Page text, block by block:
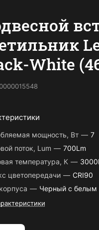
White
мощность, Вт — 7
поток, Lum — 700Lm
температура, К —
цветопередачи — CRI90
— Черный с белым